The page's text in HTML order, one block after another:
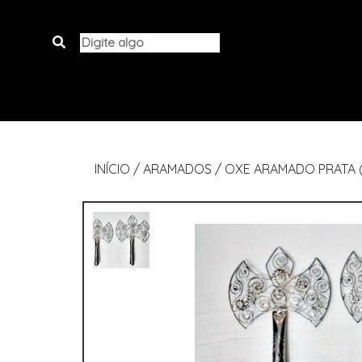
INÍCIO / ARAMADOS / OXE ARAMADO PRATA